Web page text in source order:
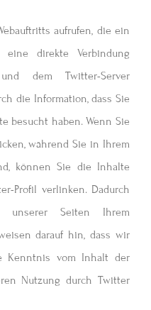
aufrufen, die ein
direkte Verbindung
dem Twitter-Server
die Information, dass Sie
besucht haben. Wenn Sie
während Sie in Ihrem
können Sie die Inhalte
Profil verlinken. Dadurch
unserer Seiten Ihrem
darauf hin, dass wir
Kenntnis vom Inhalt der
Nutzung durch Twitter